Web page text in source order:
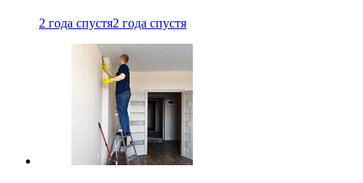
2 года спустя2 года спустя